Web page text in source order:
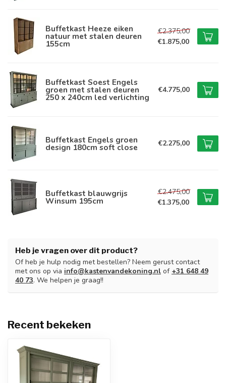
Buffetkast Heeze eiken
natuur met stalen deuren
155cm
€2.375,00
€1.875,00
Buffetkast Soest Engels
groen met stalen deuren
250 x 240cm led verlichting
€4.775,00
Buffetkast Engels groen
design 180cm soft close €2.275,00
Buffetkast blauwgrijs
Winsum 195cm
€2.475,00
€1.375,00
Heb je vragen over dit product?
Of heb je hulp nodig met bestellen? Neem gerust contact
met ons op via info@kastenvandekoning.nl of +31 648 49
40 73. We helpen je graag!!
Recent bekeken